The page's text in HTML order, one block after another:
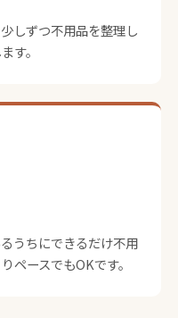
しずつ不用品を整理し
す。
うちにできるだけ不用
ペースでもOKです。